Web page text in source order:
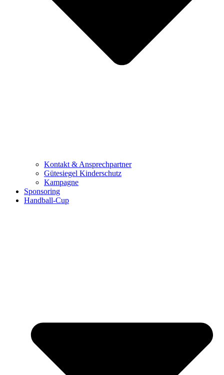
Kontakt & Ansprechpartner
Gütesiegel Kinderschutz
Kampagne
Sponsoring
Handball-Cup